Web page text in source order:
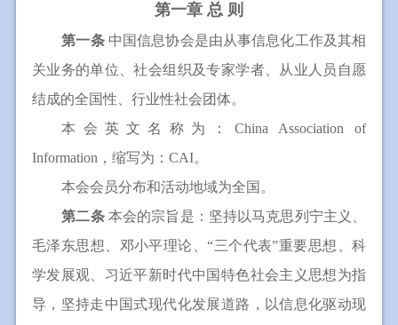
第一章 总 则
第一条中国信息协会是由从事信息化工作及其相
关业务的单位、社会组织及专家学者、从业人员自愿
结成的全国性、行业性社会团体。
本会英文名称为：China Association of
Information，缩写为：CAI。
本会会员分布和活动地域为全国。
第二条 本会的宗旨是：坚持以马克思列宁主义、
毛泽东思想、邓小平理论、“三个代表”重要思想、科
学发展观、习近平新时代中国特色社会主义思想为指
导，坚持走中国式现代化发展道路，以信息化驱动现